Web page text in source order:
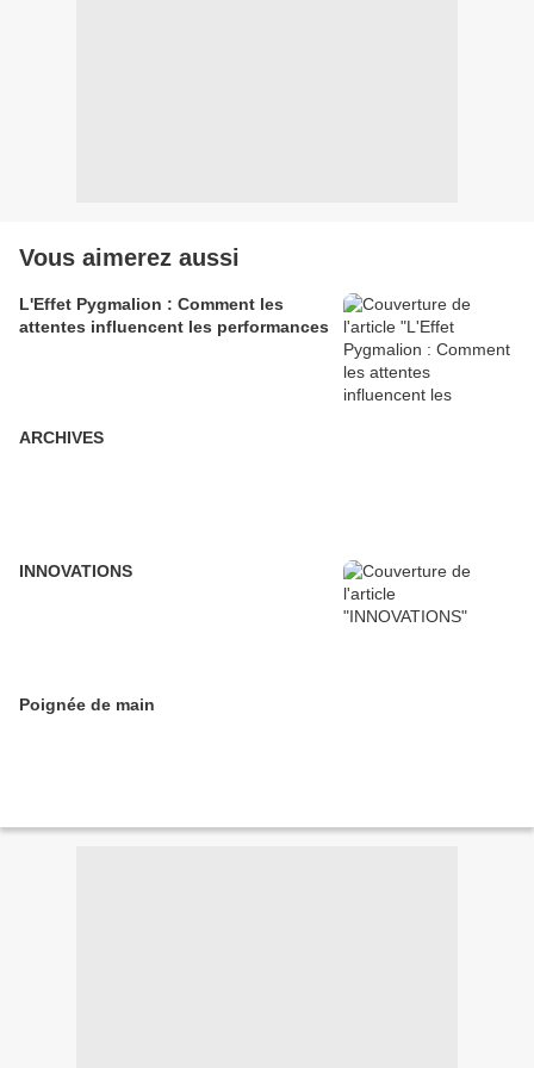
Vous aimerez aussi
L'Effet Pygmalion : Comment les
attentes influencent les performances
ARCHIVES
INNOVATIONS
Poignée de main